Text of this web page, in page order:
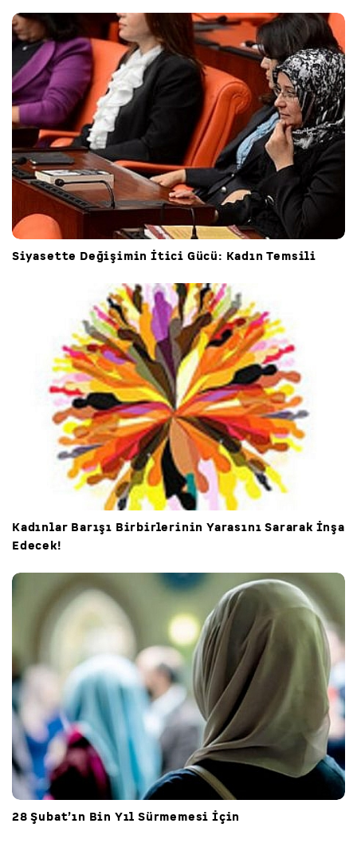
Siyasette Değişimin İtici Gücü: Kadın Temsili
Kadınlar Barışı Birbirlerinin Yarasını Sararak İnşa
Edecek!
28 Şubat’ın Bin Yıl Sürmemesi İçin